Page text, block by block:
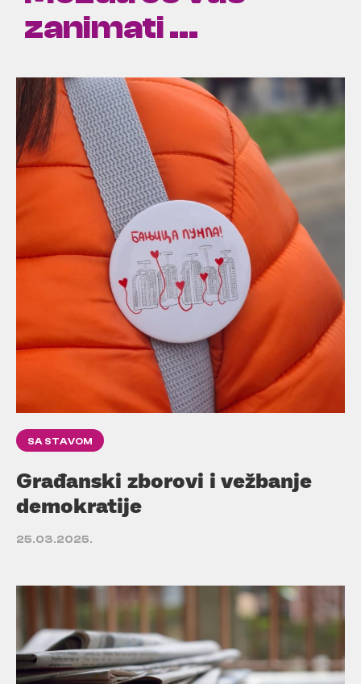
zanimati ...
SA STAVOM
Građanski zborovi i vežbanje
demokratije
25.03.2025.